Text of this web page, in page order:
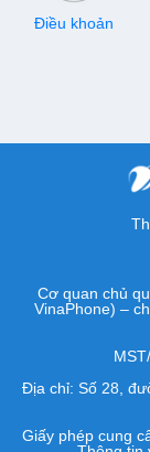
Điều khoản
Cơ quan chủ
VinaPhone) –
Địa chỉ: Số 28,
Giấy phép cung